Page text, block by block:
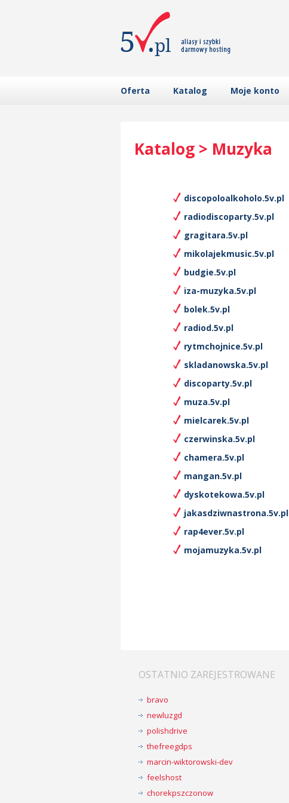
Oferta Katalog Moje konto
Katalog > Muzyka
discopoloalkoholo.5v.pl
radiodiscoparty.5v.pl
gragitara.5v.pl
mikolajekmusic.5v.pl
budgie.5v.pl
iza-muzyka.5v.pl
bolek.5v.pl
radiod.5v.pl
rytmchojnice.5v.pl
skladanowska.5v.pl
discoparty.5v.pl
muza.5v.pl
mielcarek.5v.pl
czerwinska.5v.pl
chamera.5v.pl
mangan.5v.pl
dyskotekowa.5v.pl
jakasdziwnastrona.5v.pl
rap4ever.5v.pl
mojamuzyka.5v.pl
OSTATNIO ZAREJESTROWANE
bravo
newluzgd
polishdrive
thefreegdps
marcin-wiktorowski-dev
feelshost
chorekpszczonow